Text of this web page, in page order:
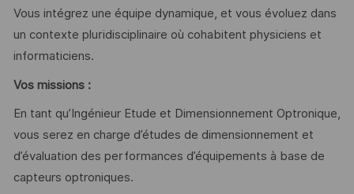
Vous intégrez une équipe dynamique, et vous évoluez dans
un contexte pluridisciplinaire où cohabitent physiciens et
informaticiens.
Vos missions :
En tant qu’Ingénieur Etude et Dimensionnement Optronique,
vous serez en charge d’études de dimensionnement et
d’évaluation des performances d’équipements à base de
capteurs optroniques.